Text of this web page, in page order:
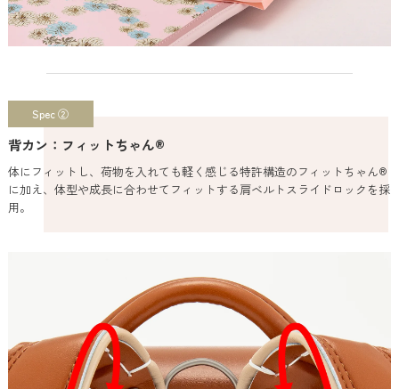
Spec ②
背カン：フィットちゃん®
体にフィットし、荷物を入れても軽く感じる特許構造のフィットちゃん®
に加え、体型や成長に合わせてフィットする肩ベルトスライドロックを採
用。